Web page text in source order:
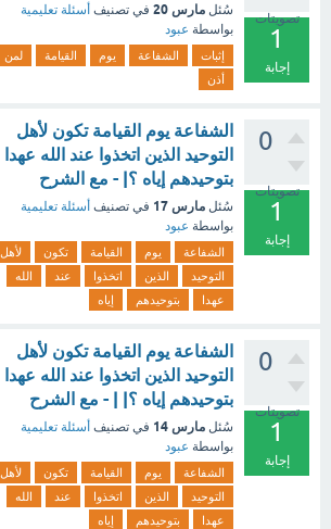
تصويتات
1
إجابة
سُئل مارس 20 في تصنيف أسئلة تعليمية
بواسطة عبود
إثبات الشفاعة يوم القيامة
لمن
أذن
0
تصويتات
1
إجابة
الشفاعة يوم القيامة تكون لأهل
التوحيد الذين اتخذوا عند الله عهدا
بتوحيدهم إياه ؟| - مع الشرح
سُئل مارس 17 في تصنيف أسئلة تعليمية
بواسطة عبود
الشفاعة يوم القيامة تكون
لأهل
التوحيد
الذين اتخذوا عند
الله
عهدا
بتوحيدهم إياه
0
تصويتات
1
إجابة
الشفاعة يوم القيامة تكون لأهل
التوحيد الذين اتخذوا عند الله عهدا
بتوحيدهم إياه ؟| | - مع الشرح
سُئل مارس 14 في تصنيف أسئلة تعليمية
بواسطة عبود
الشفاعة يوم القيامة تكون
لأهل
التوحيد
الذين اتخذوا عند
الله
عهدا
بتوحيدهم إياه